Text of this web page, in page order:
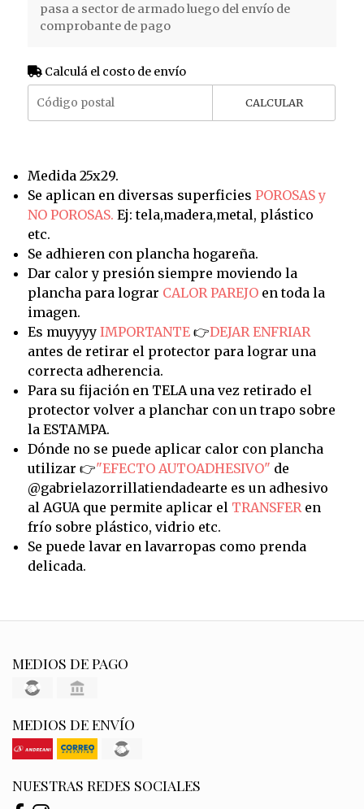
pasa a sector de armado luego del envío de
comprobante de pago
Calculá el costo de envío
CALCULAR
Medida 25x29.
Se aplican en diversas superficies POROSAS y
NO POROSAS. Ej: tela,madera,metal, plástico
etc.
Se adhieren con plancha hogareña.
Dar calor y presión siempre moviendo la
plancha para lograr CALOR PAREJOen toda la
imagen.
Es muyyyy IMPORTANTE👉DEJAR ENFRIAR
antes de retirar el protector para lograr una
correcta adherencia.
Para su fijación en TELA una vez retirado el
protector volver a planchar con un trapo sobre
la ESTAMPA.
Dónde no se puede aplicar calor con plancha
utilizar 👉"EFECTO AUTOADHESIVO" de
@gabrielazorrillatiendadearte es un adhesivo
al AGUA que permite aplicar el TRANSFERen
frío sobre plástico, vidrio etc.
Se puede lavar en lavarropas como prenda
delicada.
MEDIOS DE PAGO
MEDIOS DE ENVÍO
NUESTRAS REDES SOCIALES